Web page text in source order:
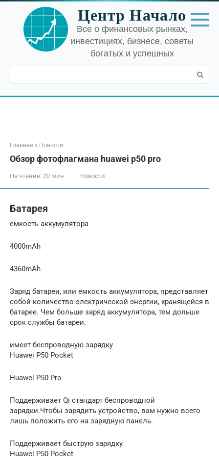
Перейти
контенту
Центр Начало
Все о финансовых рынках,
инвестициях, бизнесе, советы
богатых и успешных
Поиск:
Главная » Новости
Обзор фотофлагмана huawei p50 pro
На чтение: 20 мин Новости
Батарея
емкость аккумулятора
4000mAh
4360mAh
Заряд батареи, или емкость аккумулятора, представляет
собой количество электрической энергии, хранящейся в
батарее. Чем больше заряд аккумулятора, тем дольше
срок службы батареи.
имеет беспроводную зарядку
Huawei P50 Pocket
Huawei P50 Pro
Поддерживает Qi стандарт беспроводной
зарядки.Чтобы зарядить устройство, вам нужно всего
лишь положить его на зарядную панель.
Поддерживает быструю зарядку
Huawei P50 Pocket